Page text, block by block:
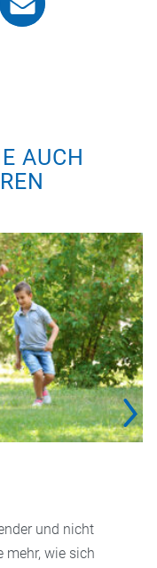
AUCH
und nicht
mehr, wie sich